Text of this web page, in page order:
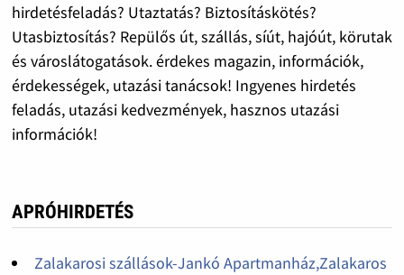
hirdetésfeladás? Utaztatás? Biztosításkötés?
Utasbiztosítás? Repülős út, szállás, síút, hajóút, körutak
és városlátogatások. érdekes magazin, információk,
érdekességek, utazási tanácsok! Ingyenes hirdetés
feladás, utazási kedvezmények, hasznos utazási
információk!
APRÓHIRDETÉS
Zalakarosi szállások-Jankó Apartmanház,Zalakaros